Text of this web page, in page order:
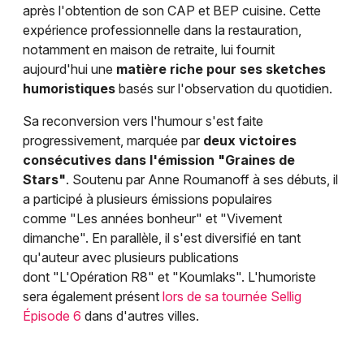
après l'obtention de son CAP et BEP cuisine. Cette
expérience professionnelle dans la restauration,
notamment en maison de retraite, lui fournit
aujourd'hui une matière riche pour ses sketches
humoristiques basés sur l'observation du quotidien.
Sa reconversion vers l'humour s'est faite
progressivement, marquée par deux victoires
consécutives dans l'émission "Graines de
Stars". Soutenu par Anne Roumanoff à ses débuts, il
a participé à plusieurs émissions populaires
comme "Les années bonheur" et "Vivement
dimanche". En parallèle, il s'est diversifié en tant
qu'auteur avec plusieurs publications
dont "L'Opération R8" et "Koumlaks". L'humoriste
sera également présent lors de sa tournée Sellig
Épisode 6 dans d'autres villes.